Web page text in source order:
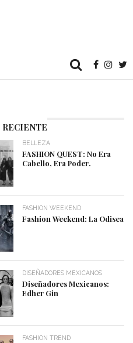
RECIENTE
BELLEZA
FASHION QUEST: No Era
Cabello, Era Poder.
FASHION WEEKEND
Fashion Weekend: La Odisea
DISEÑADORES MEXICANOS
Diseñadores Mexicanos:
Edher Gin
FASHION TREND